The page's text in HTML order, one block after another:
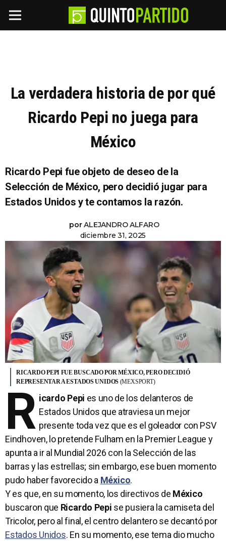
La verdadera historia de por qué
Ricardo Pepi no juega para
México
Ricardo Pepi fue objeto de deseo de la
Selección de México, pero decidió jugar para
Estados Unidos y te contamos la razón.
porALEJANDRO ALFARO
diciembre 31, 2025
RICARDO PEPI FUE BUSCADO POR MÉXICO, PERO DECIDIÓ
REPRESENTAR A ESTADOS UNIDOS (MEXSPORT)
R icardo Pepi es uno de los delanteros de
Estados Unidos que atraviesa un mejor
presente toda vez que es el goleador con PSV
Eindhoven, lo pretende Fulham en la Premier League y
apunta a ir al Mundial 2026 con la Selección de las
barras y las estrellas; sin embargo, ese buen momento
pudo haber favorecido a México.
Y es que, en su momento, los directivos de México
buscaron que Ricardo Pepi se pusiera la camiseta del
Tricolor, pero al final, el centro delantero se decantó por
Estados Unidos. En su momento, ese tema dio mucho